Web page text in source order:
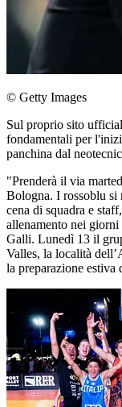
© Getty Images
Sul proprio sito
fondamentali per
panchina dal
"Prenderà il via
Bologna. I rossoblu si
cena di squadra e
allenamento nei
Galli. Lunedì 13 il
Valles, la località
la preparazione estiva